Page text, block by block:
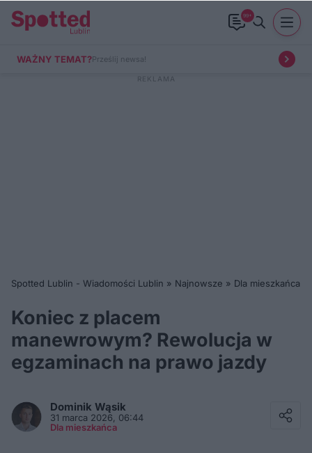
99+
WAŻNY TEMAT?Prześlij newsa!
Spotted Lublin - Wiadomości Lublin » Najnowsze » Dla mieszkańca
Koniec z placem
manewrowym? Rewolucja w
egzaminach na prawo jazdy
Dominik Wąsik
31 marca 2026, 06:44
Dla mieszkańca